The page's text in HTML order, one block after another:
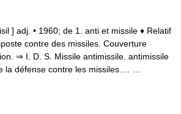
] adj. • 1960; de 1. anti et missile ♦ Relatif
contre des missiles. Couverture
⇒ I. D. S. Missile antimissile. antimissile
la défense contre les missiles.… …